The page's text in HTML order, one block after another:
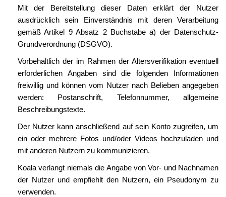
Mit der Bereitstellung dieser Daten erklärt der Nutzer
ausdrücklich sein Einverständnis mit deren Verarbeitung
gemäß Artikel 9 Absatz 2 Buchstabe a) der Datenschutz-
Grundverordnung (DSGVO).
Vorbehaltlich der im Rahmen der Altersverifikation eventuell
erforderlichen Angaben sind die folgenden Informationen
freiwillig und können vom Nutzer nach Belieben angegeben
werden: Postanschrift, Telefonnummer, allgemeine
Beschreibungstexte.
Der Nutzer kann anschließend auf sein Konto zugreifen, um
ein oder mehrere Fotos und/oder Videos hochzuladen und
mit anderen Nutzern zu kommunizieren.
Koala verlangt niemals die Angabe von Vor- und Nachnamen
der Nutzer und empfiehlt den Nutzern, ein Pseudonym zu
verwenden.